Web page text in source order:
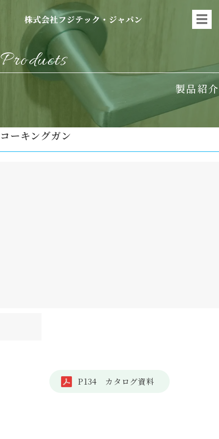
Products
製品紹介
コーキングガン
P134 カタログ資料